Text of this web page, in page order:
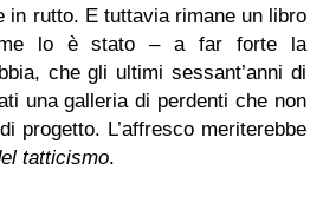
in rutto. E tuttavia rimane un libro
lo è stato – a far forte la
che gli ultimi sessant’anni di
una galleria di perdenti che non
progetto. L’affresco meriterebbe
tatticismo.